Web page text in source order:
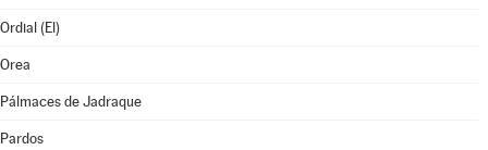
Ordial (El)
Orea
Pálmaces de Jadraque
Pardos